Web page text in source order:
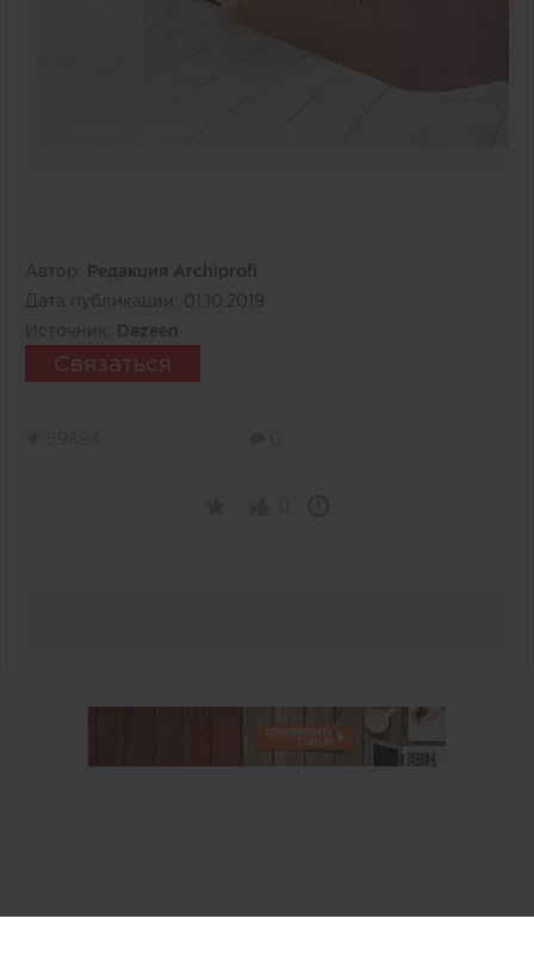
Автор:
Редакция Archiprofi
Дата публикации: 01.10.2019
Источник:
Dezeen
Связаться